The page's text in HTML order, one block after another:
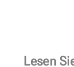
Lesen